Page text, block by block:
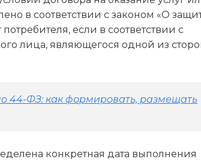
в соответствии с законом «О
если в соответствии с
лица, являющегося одной из
44-ФЗ: как формировать, размещать
конкретная дата выполнения